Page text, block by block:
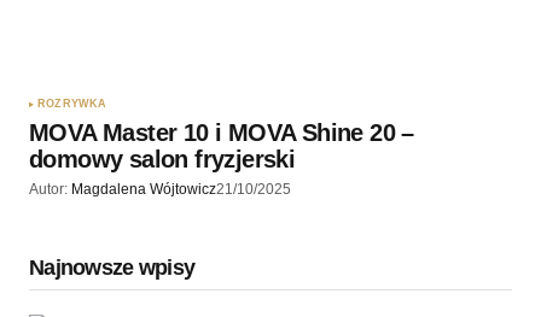
ROZRYWKA
MOVA Master 10 i MOVA Shine 20 –
domowy salon fryzjerski
Autor: Magdalena Wójtowicz21/10/2025
Najnowsze wpisy